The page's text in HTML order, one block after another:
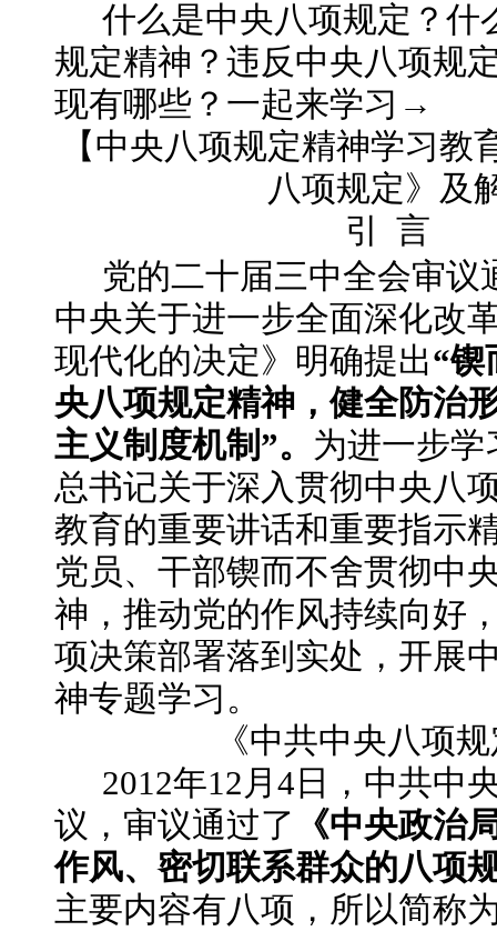
什么是中央八项规定？什
规定精神？违反中央八项规
现有哪些？一起来学习 →
【中央八项规定精神学习教
八项规定》及
引
言
党的二十届三中全会审议
中央关于进一步全面深化改
现代化的决定》明确提出“锲
央八项规定精神，健全防治
主义制度机制”。 为进一步学
总书记关于深入贯彻中央八
教育的重要讲话和重要指示
党员、干部锲而不舍贯彻中
神，推动党的作风持续向好
项决策部署落到实处，开展
神专题学习。
《中共中央八项
2012年12月4日，中共中
议，审议通过了
《中央政治
作风、密切联系群众的八项
主要内容有八项，所以简称